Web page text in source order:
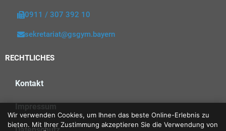
0911 / 307 392 10
sekretariat@gsgym.bayern
RECHTLICHES
Kontakt
Impressum
Wir verwenden Cookies, um Ihnen das beste Online-Erlebnis zu
bieten. Mit Ihrer Zustimmung akzeptieren Sie die Verwendung von